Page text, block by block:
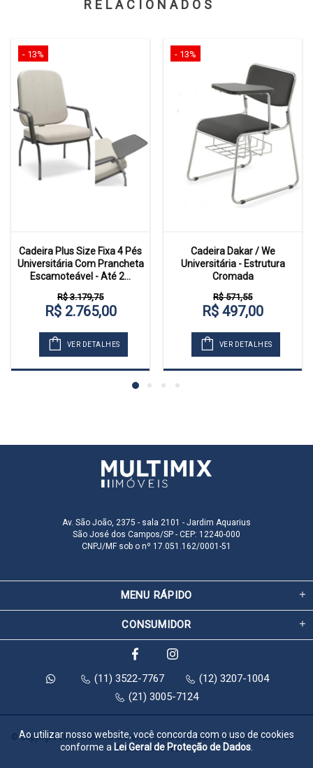
RELACIONADOS
- 13%
Cadeira Plus Size Fixa 4 Pés
Universitária Com Prancheta
Escamoteável - Até 2...
R$ 3.179,75
R$ 2.765,00
VER DETALHES
- 13%
Cadeira Dakar / We
Universitária - Estrutura
Cromada
R$ 571,55
R$ 497,00
VER DETALHES
Av. São João, 2375 - sala 2101 - Jardim Aquarius
São José dos Campos/SP - CEP: 12240-000
CNPJ/MF sob o nº 17.051.162/0001-51
MENU RÁPIDO
CONSUMIDOR
(11) 3522-7767
(12) 3207-1004
(21) 3005-7124
© Copyright 2026 Multimix Móveis e Decoração para Escritório. Todos os
direitos reservados.
Ao utilizar nosso website, você concorda com o uso de cookies
conforme a Lei Geral de Proteção de Dados